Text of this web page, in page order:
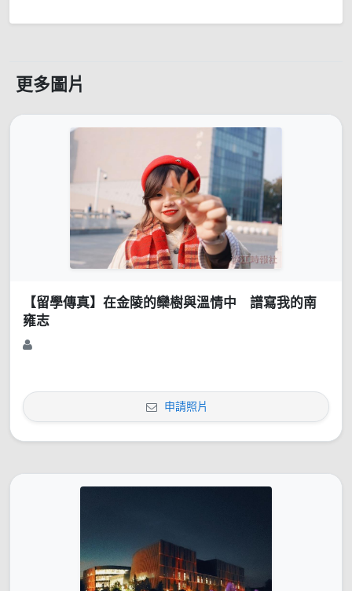
更多圖片
【留學傳真】在金陵的欒樹與溫情中 譜寫我的南
雍志
申請照片